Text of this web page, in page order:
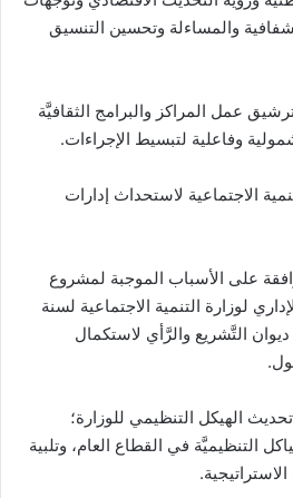
والمساءلة وتحسين التنسيق
عمل المراكز والبرامج الثقافيَّة
وفاعلية لتبسيط الإجراءات.
الاجتماعية لاستحداث إدارات
على الأسباب الموجبة لمشروع
لوزارة التنمية الاجتماعية لسنة
ديوان التَّشريع والرَّأي لاستكمال
الهيكل التنظيمي للوزارة؛
التنظيميَّة في القطاع العام، وتلبية